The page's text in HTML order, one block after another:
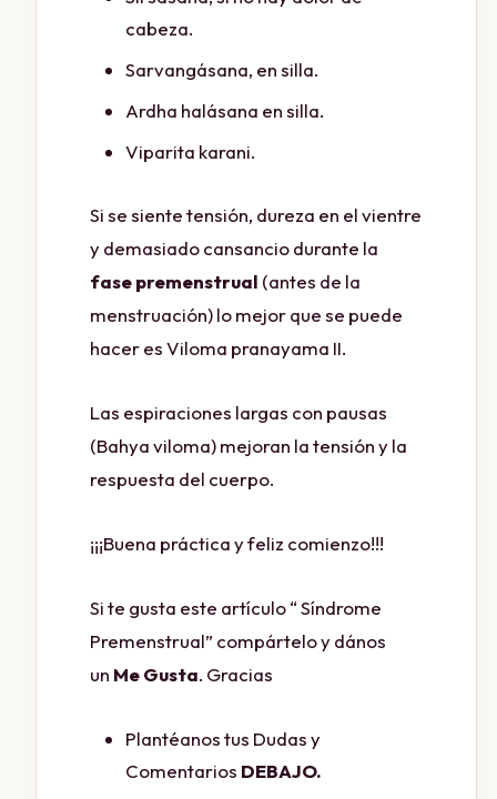
cabeza.
Sarvangásana, en silla.
Ardha halásana en silla.
Viparita karani.
Si se siente tensión, dureza en el vientre
y demasiado cansancio durante la
fase premenstrual (antes de la
menstruación) lo mejor que se puede
hacer es Viloma pranayama II.
Las espiraciones largas con pausas
(Bahya viloma) mejoran la tensión y la
respuesta del cuerpo.
¡¡¡Buena práctica y feliz comienzo!!!
Si te gusta este artículo “ Síndrome
Premenstrual” compártelo y dános
un Me Gusta. Gracias
Plantéanos tus Dudas y
Comentarios DEBAJO.